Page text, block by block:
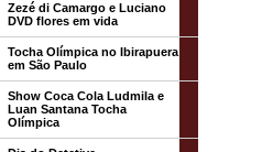
Zezé di Camargo e Luciano
DVD flores em vida
Tocha Olímpica no Ibirapuera
em São Paulo
Show Coca Cola Ludmila e
Luan Santana Tocha
Olímpica